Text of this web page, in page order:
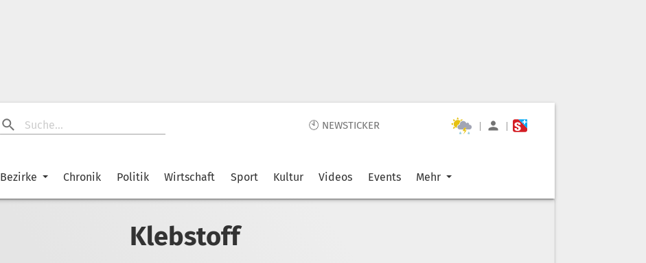
🕙 NEWSTICKER | |
Bezirke Chronik Politik Wirtschaft Sport Kultur Videos Events Mehr
Klebstoff